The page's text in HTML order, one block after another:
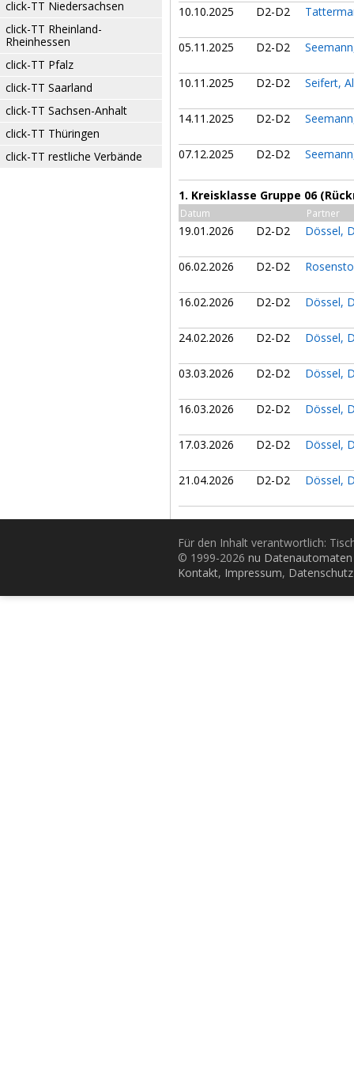
click-TT Niedersachsen
click-TT Rheinland-
Rheinhessen
click-TT Pfalz
click-TT Saarland
click-TT Sachsen-Anhalt
click-TT Thüringen
click-TT restliche Verbände
10.10.2025 D2-D2
05.11.2025 D2-D2
10.11.2025 D2-D2 Seifert,
14.11.2025 D2-D2
07.12.2025 D2-D2
1. Kreisklasse Gruppe 06
Datum Partner
19.01.2026 D2-D2 Dössel,
06.02.2026 D2-D2
16.02.2026 D2-D2 Dössel,
24.02.2026 D2-D2 Dössel,
03.03.2026 D2-D2 Dössel,
16.03.2026 D2-D2 Dössel,
17.03.2026 D2-D2 Dössel,
21.04.2026 D2-D2 Dössel,
Für den Inhalt verantwortlich:
© 1999-2026 nu
Kontakt, Impressum, Datenschutz